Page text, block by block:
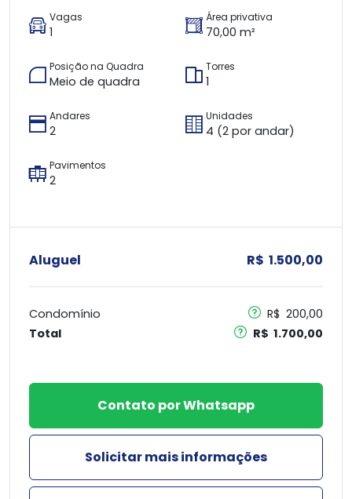
Vagas
1
Área privativa
70,00 m²
Posição na Quadra
Meio de quadra
Torres
1
Andares
2
Unidades
4 (2 por andar)
Pavimentos
2
Aluguel R$ 1.500,00
Condomínio
R$ 200,00
Total
R$ 1.700,00
Contato por Whatsapp
Solicitar mais informações